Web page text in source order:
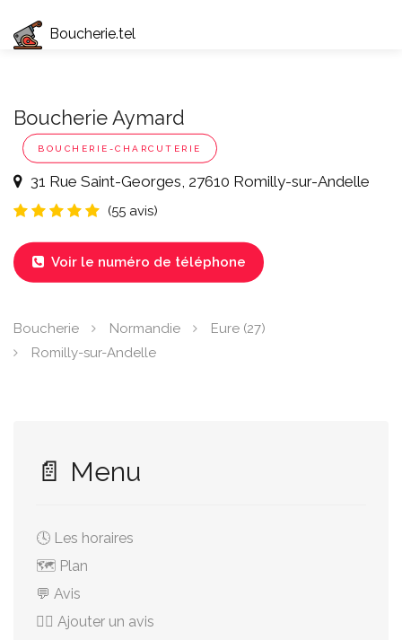
Boucherie.tel
Boucherie Aymard
BOUCHERIE-CHARCUTERIE
31 Rue Saint-Georges, 27610 Romilly-sur-Andelle
(55 avis)
 Voir le numéro de téléphone
Boucherie Normandie
Eure (27)
Romilly-sur-Andelle
📄 Menu
🕓 Les horaires
🗺️ Plan
💬 Avis
✍🏻 Ajouter un avis